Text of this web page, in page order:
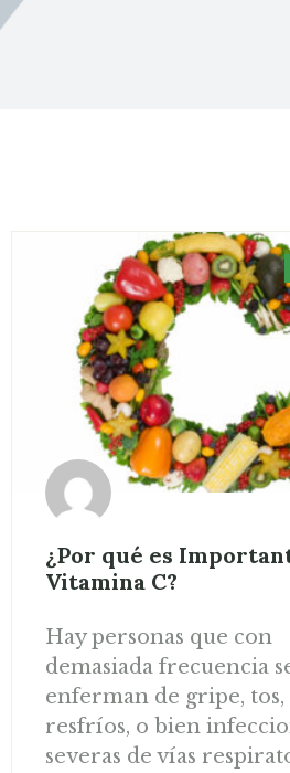
¿Por qué es
Vitamina C?
Hay personas que con
demasiada frecuencia
enferman de gripe, tos,
resfríos, o bien
severas de vías